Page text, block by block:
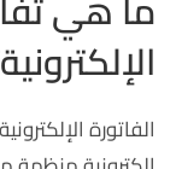
الفاتورة